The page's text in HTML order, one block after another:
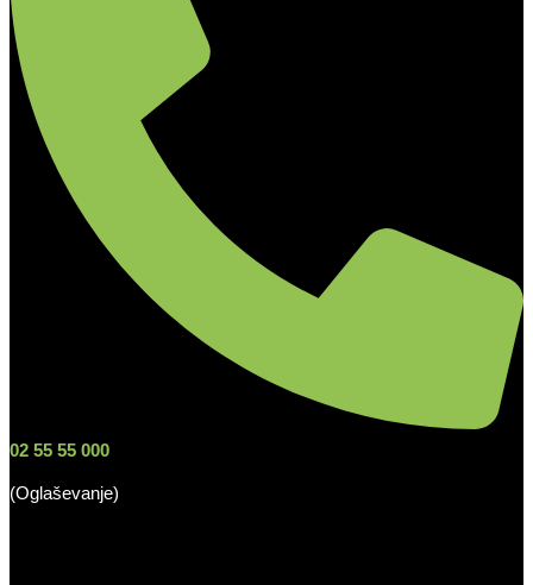
02 55 55 000
(Oglaševanje)